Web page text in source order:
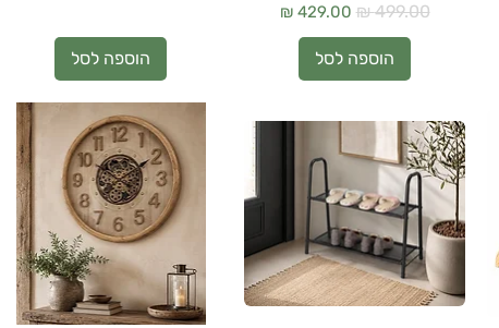
מחיר רגיל‏499.00 ‏₪ מחיר מבצע
הוספה לסל הוספה לסל